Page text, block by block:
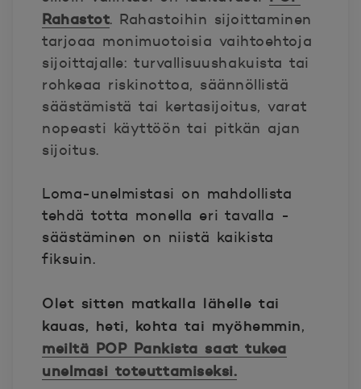
Rahastot. Rahastoihin sijoittaminen
tarjoaa monimuotoisia vaihtoehtoja
sijoittajalle: turvallisuushakuista tai
rohkeaa riskinottoa, säännöllistä
säästämistä tai kertasijoitus, varat
nopeasti käyttöön tai pitkän ajan
sijoitus.
Loma-unelmistasi on mahdollista
tehdä totta monella eri tavalla -
säästäminen on niistä kaikista
fiksuin.
Olet sitten matkalla lähelle tai
kauas, heti, kohta tai myöhemmin,
meiltä POP Pankista saat tukea
unelmasi toteuttamiseksi.